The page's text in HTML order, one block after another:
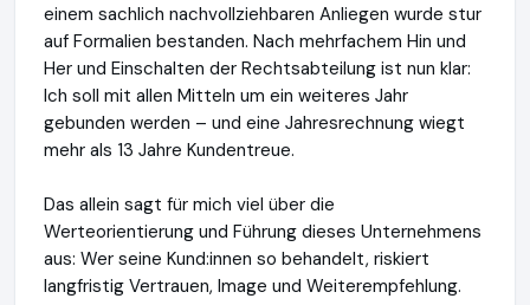
einem sachlich nachvollziehbaren Anliegen wurde stur
auf Formalien bestanden. Nach mehrfachem Hin und
Her und Einschalten der Rechtsabteilung ist nun klar:
Ich soll mit allen Mitteln um ein weiteres Jahr
gebunden werden – und eine Jahresrechnung wiegt
mehr als 13 Jahre Kundentreue.
Das allein sagt für mich viel über die
Werteorientierung und Führung dieses Unternehmens
aus: Wer seine Kund:innen so behandelt, riskiert
langfristig Vertrauen, Image und Weiterempfehlung.